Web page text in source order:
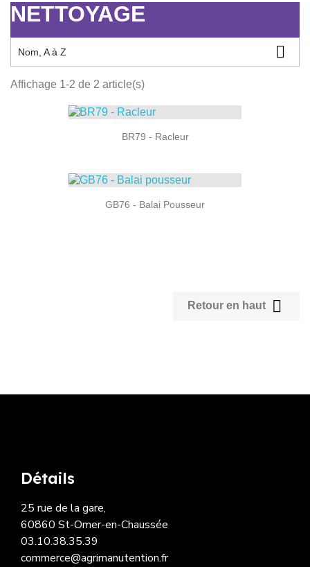
NETTOYAGE
Nom, A à Z 
Affichage 1-2 de 2 article(s)
BR79 - Racleur
GB76 - Balai Pousseur
Retour en haut 
Détails
25 rue de la gare,
60860 St-Omer-en-Chaussée
03.10.38.35.39
commerce@agrimanutention.fr